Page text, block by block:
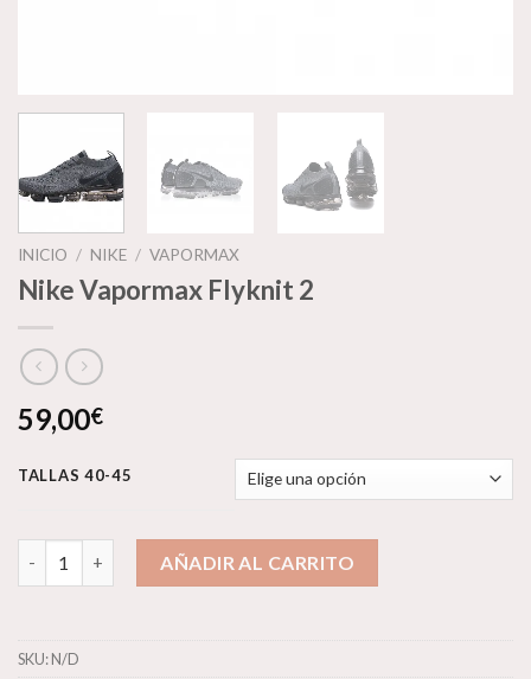
INICIO / NIKE / VAPORMAX
Nike Vapormax Flyknit 2
59,00€
TALLAS 40-45
Nike Vapormax Flyknit 2 cantidad
AÑADIR AL CARRITO
SKU:N/D